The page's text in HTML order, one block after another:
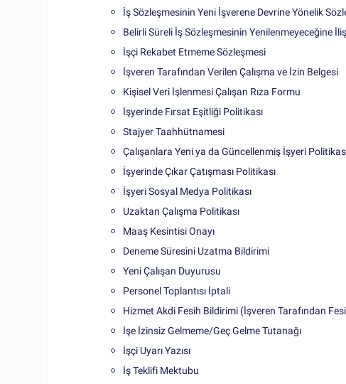
İş Sözleşmesinin Yeni İşverene Devrine Yönelik
Belirli Süreli İş Sözleşmesinin Yenilenmeyeceğine
İşçi Rekabet Etmeme Sözleşmesi
İşveren Tarafından Verilen Çalışma ve İzin Belgesi
Kişisel Veri İşlenmesi Çalışan Rıza Formu
İşyerinde Fırsat Eşitliği Politikası
Stajyer Taahhütnamesi
Çalışanlara Yeni ya da Güncellenmiş İşyeri
İşyerinde Çıkar Çatışması Politikası
İşyeri Sosyal Medya Politikası
Uzaktan Çalışma Politikası
Maaş Kesintisi Onayı
Deneme Süresini Uzatma Bildirimi
Yeni Çalışan Duyurusu
Personel Toplantısı İptali
Hizmet Akdi Fesih Bildirimi (İşveren Tarafından
İşe İzinsiz Gelmeme/Geç Gelme Tutanağı
İşçi Uyarı Yazısı
İş Teklifi Mektubu